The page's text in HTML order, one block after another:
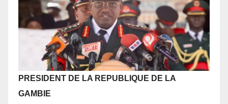
PRESIDENT DE LA REPUBLIQUE DE LA
GAMBIE